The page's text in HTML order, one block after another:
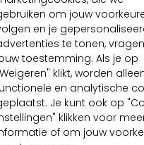
om jouw
en je
te tonen,
toestemming. Als je op
klikt, worden
en analytische
Je kunt ook op
klikken voor
of om jouw